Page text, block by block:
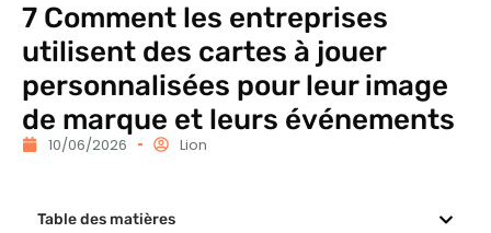
7 Comment les entreprises
utilisent des cartes à jouer
personnalisées pour leur image
de marque et leurs événements
10/06/2026 Lion
Table des matières